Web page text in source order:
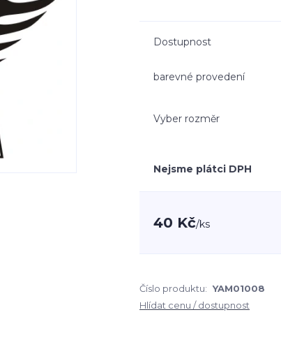
Dostupnost
barevné provedení
Vyber rozměr
Nejsme plátci DPH
40 Kč/ks
Číslo produktu: YAM01008
Hlídat cenu / dostupnost